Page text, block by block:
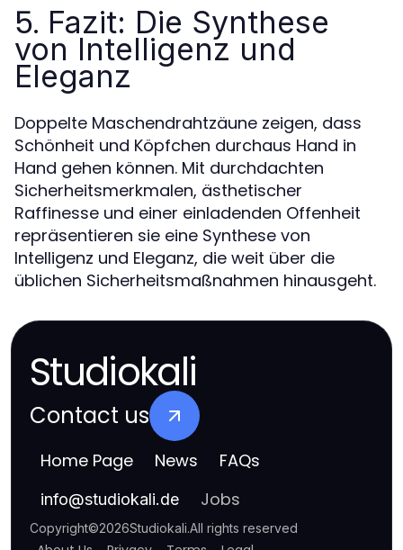
5. Fazit: Die Synthese
von Intelligenz und
Eleganz
Doppelte Maschendrahtzäune zeigen, dass
Schönheit und Köpfchen durchaus Hand in
Hand gehen können. Mit durchdachten
Sicherheitsmerkmalen, ästhetischer
Raffinesse und einer einladenden Offenheit
repräsentieren sie eine Synthese von
Intelligenz und Eleganz, die weit über die
üblichen Sicherheitsmaßnahmen hinausgeht.
Studiokali
Contact us
Home Page News FAQs
info@studiokali.de Jobs
Copyright©2026Studiokali.All rights reserved